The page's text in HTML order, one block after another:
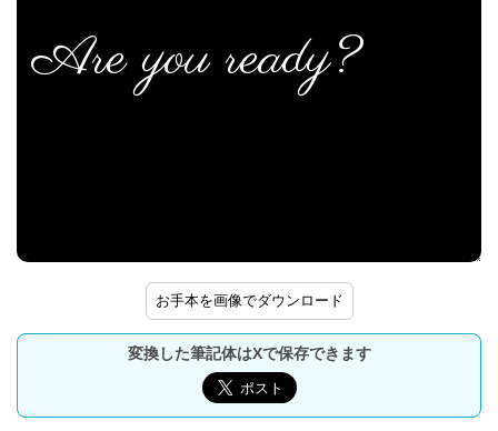
お手本を画像でダウンロード
変換した筆記体はXで保存できます